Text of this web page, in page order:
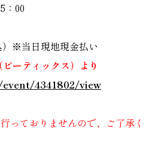
：00
※当日現地現金払い
ーティックス）より
4341802/view
っておりませんので、ご了承く